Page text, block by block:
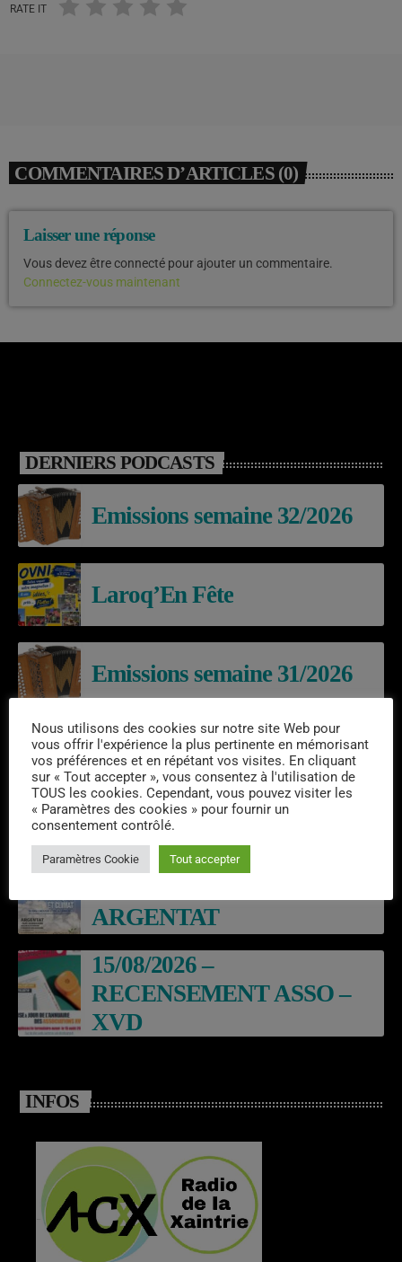
RATE IT
COMMENTAIRES D’ARTICLES (0)
Laisser une réponse
Vous devez être connecté pour ajouter un commentaire.
Connectez-vous maintenant
DERNIERS PODCASTS
Emissions semaine 32/2026
Laroq’En Fête
Emissions semaine 31/2026
EVÈNEMENTS À VENIR
BALADE THEATRALES
EN GABARE – ARGENTAT
ARGENTAT
15/08/2026 –
RECENSEMENT ASSO –
XVD
INFOS
Nous utilisons des cookies sur notre site Web pour
vous offrir l'expérience la plus pertinente en mémorisant
vos préférences et en répétant vos visites. En cliquant
sur « Tout accepter », vous consentez à l'utilisation de
TOUS les cookies. Cependant, vous pouvez visiter les
« Paramètres des cookies » pour fournir un
consentement contrôlé.
Paramètres Cookie Tout accepter